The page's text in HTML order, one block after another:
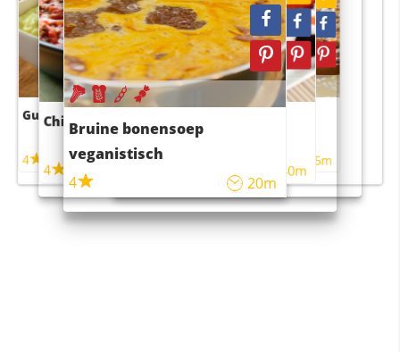
Guacamole
4
Chili con carne
4 45m
Bruine bonensoep
veganistisch
4
20m
Sushi rijstsalade
maaltijdsalade
40m
4 55m